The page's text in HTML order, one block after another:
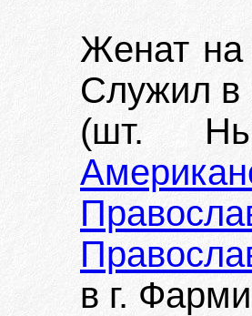
Женат на
Служил в
(шт.
в г.